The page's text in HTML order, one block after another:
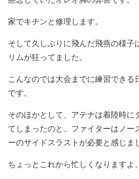
家でキチンと修理します。
そして久しぶりに飛んだ飛燕の様子
リムが狂ってました。
こんなのでは大会までに練習できる
です。
そのほかとして、アテナは着陸時に
てしまったのと、ファイターはノー
ーのサイドスラストが必要と感じま
ちょっとこれから忙しくなりますよ